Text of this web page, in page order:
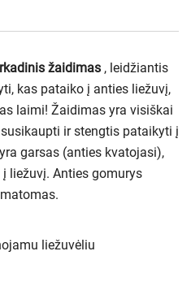
žaidimas , leidžiantis
kas pataiko į anties liežuvį,
laimi! Žaidimas yra visiškai
ir stengtis pataikyti į
garsas (anties kvatojasi),
liežuvį. Anties gomurys
liežuvėliu